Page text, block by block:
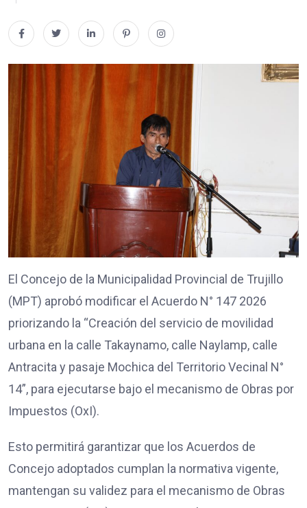
El Concejo de la Municipalidad Provincial de Trujillo
(MPT) aprobó modificar el Acuerdo N° 147 2026
priorizando la “Creación del servicio de movilidad
urbana en la calle Takaynamo, calle Naylamp, calle
Antracita y pasaje Mochica del Territorio Vecinal N°
14”, para ejecutarse bajo el mecanismo de Obras por
Impuestos (OxI).
Esto permitirá garantizar que los Acuerdos de
Concejo adoptados cumplan la normativa vigente,
mantengan su validez para el mecanismo de Obras